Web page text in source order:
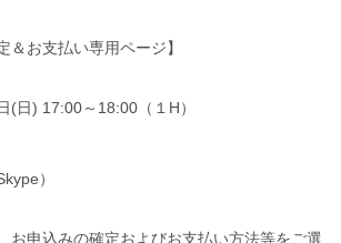
＆お支払い専用ページ】
(日) 17:00～18:00（１H）
）
お申込みの確定およびお支払い方法等をご選